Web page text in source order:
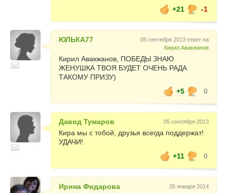
+21
-1
ЮЛЬКА77
05 сентября 2013 ответ на
Кирил Авакжанов
Кирил Авакжанов, ПОБЕДЫ ЗНАЮ
ЖЕНУШКА ТВОЯ БУДЕТ ОЧЕНЬ РАДА
ТАКОМУ ПРИЗУ)
+5
0
Давид Тумаров 05 сентября 2013
Кира мы с тобой, друзья всегда поддержат!
УДАЧИ!
+11
0
Ирина Фидарова 26 января 2014